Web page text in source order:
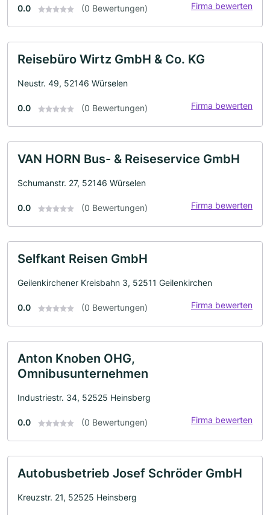
0.0 (0 Bewertungen) Firma bewerten
Reisebüro Wirtz GmbH & Co. KG
Neustr. 49, 52146 Würselen
0.0 (0 Bewertungen) Firma bewerten
VAN HORN Bus- & Reiseservice GmbH
Schumanstr. 27, 52146 Würselen
0.0 (0 Bewertungen) Firma bewerten
Selfkant Reisen GmbH
Geilenkirchener Kreisbahn 3, 52511 Geilenkirchen
0.0 (0 Bewertungen) Firma bewerten
Anton Knoben OHG,
Omnibusunternehmen
Industriestr. 34, 52525 Heinsberg
0.0 (0 Bewertungen) Firma bewerten
Autobusbetrieb Josef Schröder GmbH
Kreuzstr. 21, 52525 Heinsberg